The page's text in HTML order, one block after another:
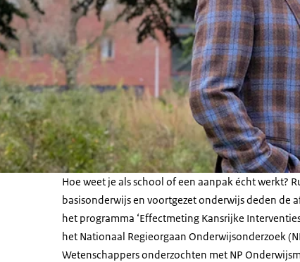
Hoe weet je als school of een aanpak écht werkt?
basisonderwijs en voortgezet onderwijs deden de
het programma ‘Effectmeting Kansrijke
het Nationaal Regieorgaan Onderwijsonderzoek
Wetenschappers onderzochten met NP